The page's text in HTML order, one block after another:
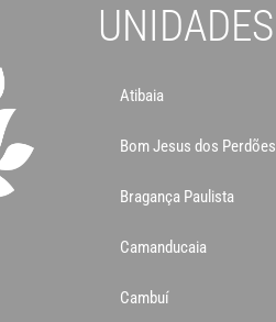
UNIDADES
Atibaia
Bom Jesus dos Perdões
Bragança Paulista
Camanducaia
Cambuí